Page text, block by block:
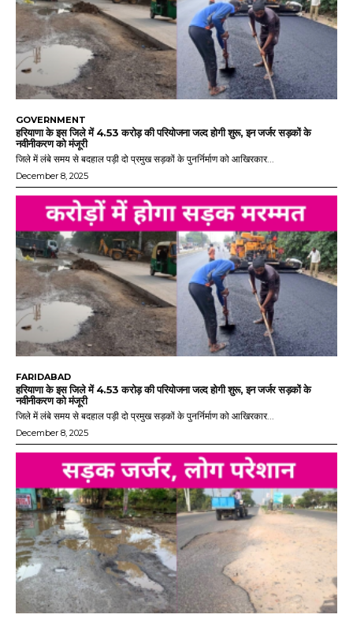
GOVERNMENT
हरियाणा के इस जिले में 4.53 करोड़ की परियोजना जल्द होगी शुरू, इन जर्जर सड़कों के
नवीनीकरण को मंजूरी
जिले में लंबे समय से बदहाल पड़ी दो प्रमुख सड़कों के पुनर्निर्माण को आखिरकार...
December 8, 2025
FARIDABAD
हरियाणा के इस जिले में 4.53 करोड़ की परियोजना जल्द होगी शुरू, इन जर्जर सड़कों के
नवीनीकरण को मंजूरी
जिले में लंबे समय से बदहाल पड़ी दो प्रमुख सड़कों के पुनर्निर्माण को आखिरकार...
December 8, 2025